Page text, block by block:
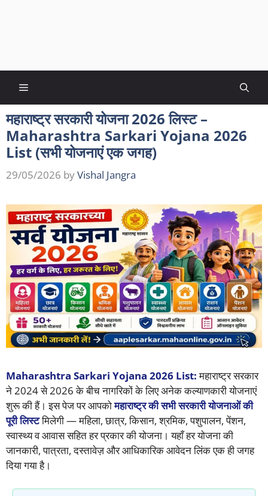
Menu
महाराष्ट्र सरकारी योजना 2026 लिस्ट –
Maharashtra Sarkari Yojana 2026
List (सभी योजनाएं एक जगह)
29/05/2026 byVishal Jangra
Maharashtra Sarkari Yojana 2026 List:महाराष्ट्र सरकार
ने 2024 से 2026 के बीच नागरिकों के लिए अनेक कल्याणकारी योजनाएं
शुरू की हैं। इस पेज पर आपकोमहाराष्ट्र की सभी सरकारी योजनाओं की
पूरी लिस्टमिलेगी — महिला, छात्र, किसान, श्रमिक, पशुपालन, पेंशन,
स्वास्थ्य व आवास सहित हर प्रकार की योजना। यहाँ हर योजना की
जानकारी, पात्रता, दस्तावेज़ और आधिकारिक आवेदन लिंक एक ही जगह
दिया गया है।